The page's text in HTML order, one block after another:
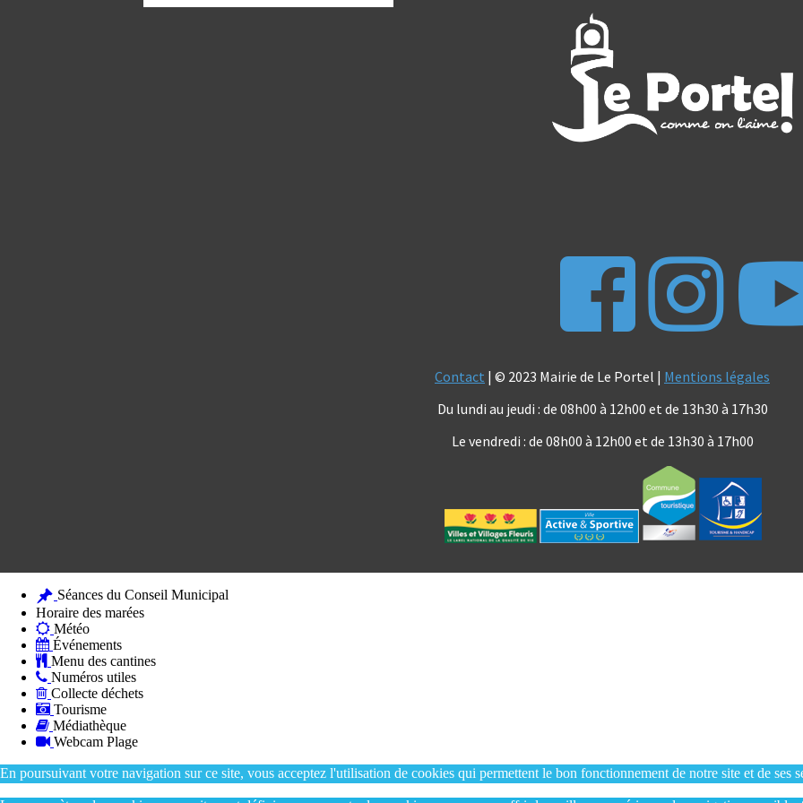
Contact | © 2023 Mairie de Le Portel | Mentions légales
Du lundi au jeudi : de 08h00 à 12h00 et de 13h30 à 17h30
Le vendredi : de 08h00 à 12h00 et de 13h30 à 17h00
Séances du Conseil Municipal
Horaire des marées
Météo
Événements
Menu des cantines
Numéros utiles
Collecte déchets
Tourisme
Médiathèque
Webcam Plage
En poursuivant votre navigation sur ce site, vous acceptez l'utilisation de cookies qui permettent le bon fonctionnement de notre site et de ses